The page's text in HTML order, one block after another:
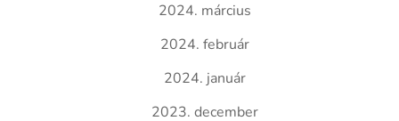
2024. március
2024. február
2024. január
2023. december